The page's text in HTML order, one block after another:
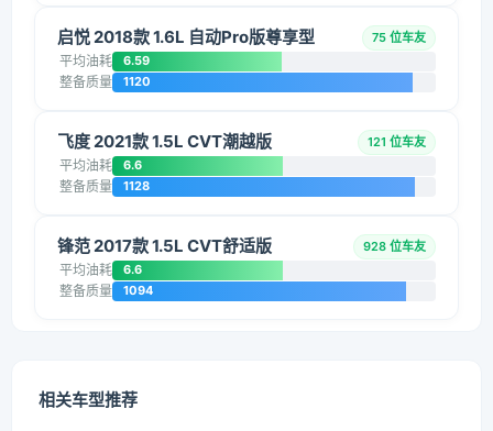
启悦 2018款 1.6L 自动Pro版尊享型 75 位车友
平均油耗 6.59
整备质量 1120
飞度 2021款 1.5L CVT潮越版 121 位车友
平均油耗 6.6
整备质量 1128
锋范 2017款 1.5L CVT舒适版 928 位车友
平均油耗 6.6
整备质量 1094
相关车型推荐